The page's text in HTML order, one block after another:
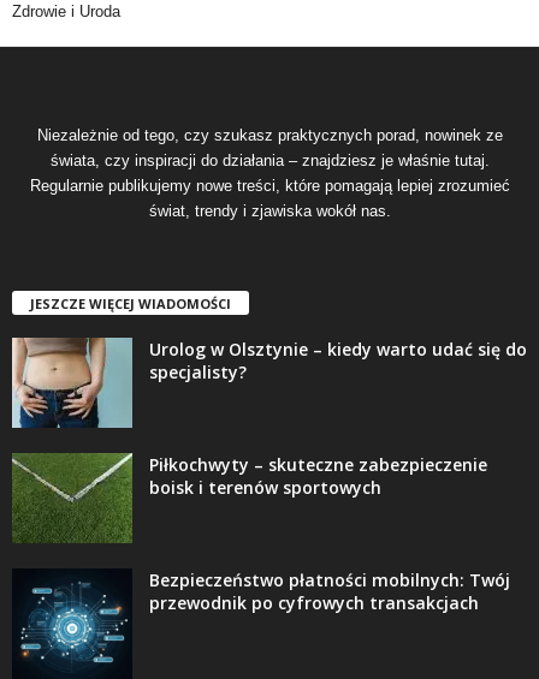
Zdrowie i Uroda
Niezależnie od tego, czy szukasz praktycznych porad, nowinek ze
świata, czy inspiracji do działania – znajdziesz je właśnie tutaj.
Regularnie publikujemy nowe treści, które pomagają lepiej zrozumieć
świat, trendy i zjawiska wokół nas.
JESZCZE WIĘCEJ WIADOMOŚCI
Urolog w Olsztynie – kiedy warto udać się do
specjalisty?
Piłkochwyty – skuteczne zabezpieczenie
boisk i terenów sportowych
Bezpieczeństwo płatności mobilnych: Twój
przewodnik po cyfrowych transakcjach